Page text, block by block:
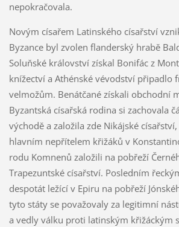
nepokračovala.
Novým císařem Latinského císařství
Byzance byl zvolen flanderský hrabě
Soluňské království získal Bonifác z
knížectví a Athénské vévodství připadlo
velmožům. Benátčané získali obchodní
Byzantská císařská rodina si zachovala
východě a založila zde Nikájské
hlavním nepřítelem křižáků v
rodu Komnenů založili na pobřeží
Trapezuntské císařství. Posledním
despotát ležící v Epiru na pobřeží
tyto státy se považovaly za legitimní
a vedly válku proti latinským křižáckým